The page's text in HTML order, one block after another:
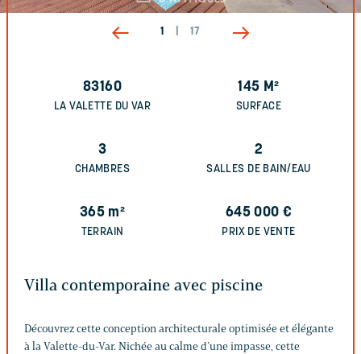
1 17
83160
LA VALETTE DU VAR
145 M²
SURFACE
3
CHAMBRES
2
SALLES DE BAIN/EAU
365 m²
TERRAIN
645 000 €
PRIX DE VENTE
Villa contemporaine avec piscine
Découvrez cette conception architecturale optimisée et élégante
à la Valette-du-Var. Nichée au calme d’une impasse, cette